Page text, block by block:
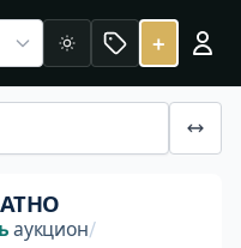
нет лотов
Светлая +
аукцион/